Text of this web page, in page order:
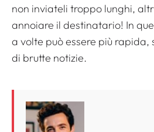
non inviateli troppo lunghi,
annoiare il destinatario! In
a volte può essere più rapida,
di brutte notizie.